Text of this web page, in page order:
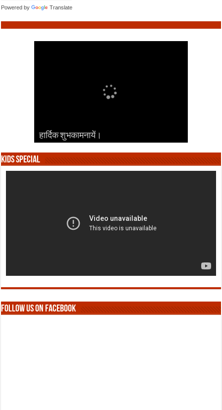
Powered by Translate
हार्दिक शुभकामनायें।
हार्दिक शुभकामनायें।
हार्दिक शुभकामनायें।
हार्दिक शुभकामनायें।
हार्दिक शुभकामनायें।
Kids Special
Follow us on Facebook